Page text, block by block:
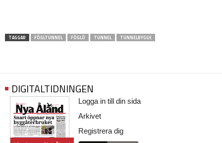
TAGGAR FÖGLTUNNEL FÖGLÖ TUNNEL TUNNELBYGGE
DIGITALTIDNINGEN
Logga in till din sida
Arkivet
Registrera dig